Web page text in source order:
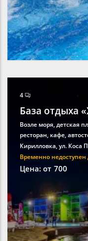
4
База отдыха
Возле моря, детская
ресторан, кафе,
Кирилловка, ул. Коса
Временно
Цена: от 700